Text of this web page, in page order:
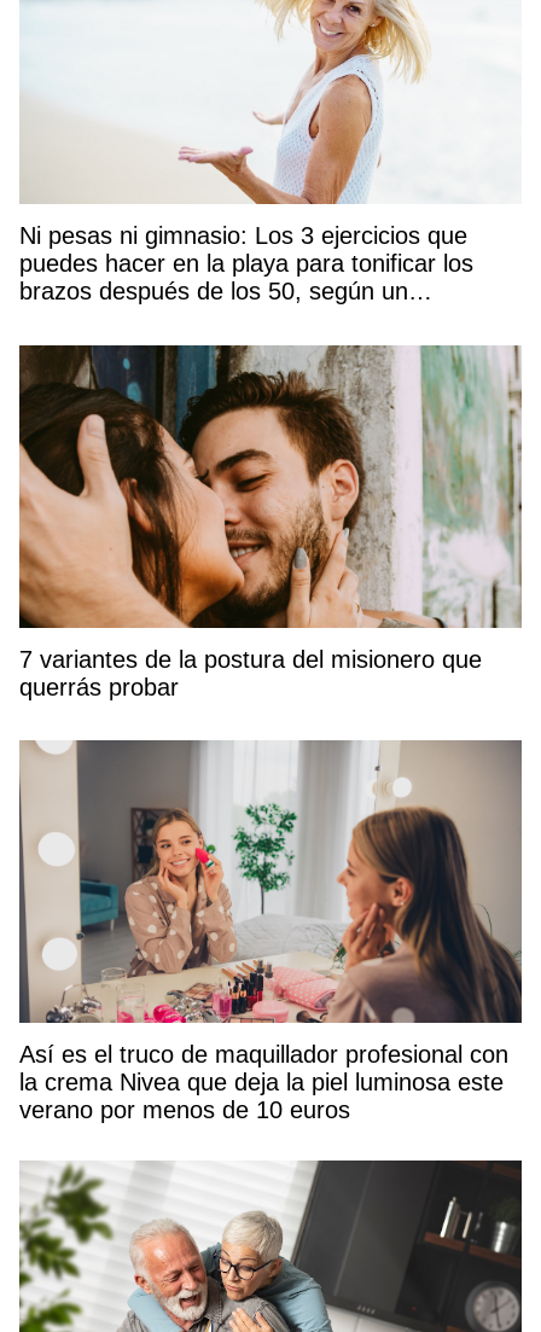
Ni pesas ni gimnasio: Los 3 ejercicios que
puedes hacer en la playa para tonificar los
brazos después de los 50, según un
7 variantes de la postura del misionero que
querrás probar
Así es el truco de maquillador profesional con
la crema Nivea que deja la piel luminosa este
verano por menos de 10 euros